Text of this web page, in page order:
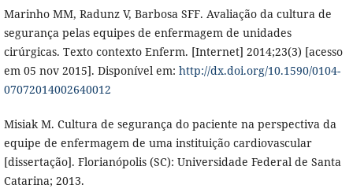
Marinho MM, Radunz V, Barbosa SFF. Avaliação da cultura de
segurança pelas equipes de enfermagem de unidades
cirúrgicas. Texto contexto Enferm. [Internet] 2014;23(3) [acesso
em 05 nov 2015]. Disponível em: http://dx.doi.org/10.1590/0104-
07072014002640012
Misiak M. Cultura de segurança do paciente na perspectiva da
equipe de enfermagem de uma instituição cardiovascular
[dissertação]. Florianópolis (SC): Universidade Federal de Santa
Catarina; 2013.